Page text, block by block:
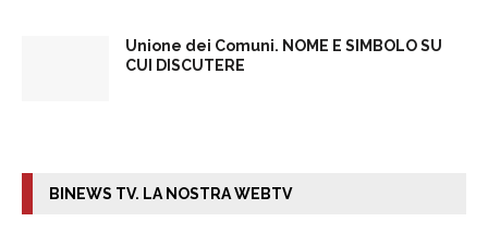
Unione dei Comuni. NOME E SIMBOLO SU
CUI DISCUTERE
BINEWS TV. LA NOSTRA WEBTV